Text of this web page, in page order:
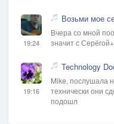
19:24
Возьми мое
Вчера со мной
значит с Серёгой+
19:16
Technology
Mike, послушала
технически они
подошл